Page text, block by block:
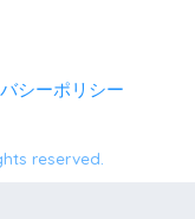
シーポリシー
reserved.